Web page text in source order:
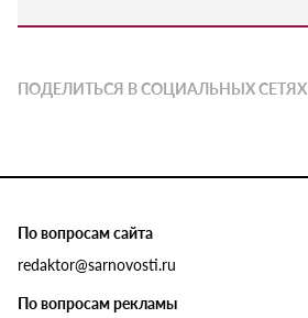
ПОДЕЛИТЬСЯ В СОЦИАЛЬНЫХ СЕТЯХ
По вопросам сайта
redaktor@sarnovosti.ru
По вопросам рекламы